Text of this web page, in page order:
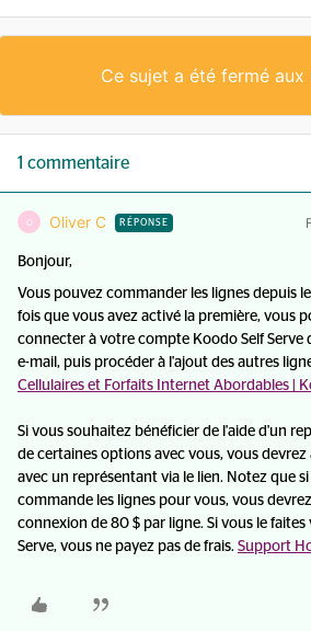
Ce sujet a été fermé aux
1 commentaire
O Oliver C RÉPONSE
Bonjour,
Vous pouvez commander les lignes depuis
fois que vous avez activé la première, vous
connecter à votre compte Koodo Self Serve
e-mail, puis procéder à l'ajout des autres
Cellulaires et Forfaits Internet Abordables |
Si vous souhaitez bénéficier de l'aide d'un
de certaines options avec vous, vous devrez
avec un représentant via le lien. Notez que
commande les lignes pour vous, vous
connexion de 80 $ par ligne. Si vous le faites
Serve, vous ne payez pas de frais. Support